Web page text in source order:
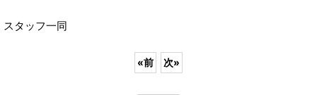
スタッフ一同
«前 次»